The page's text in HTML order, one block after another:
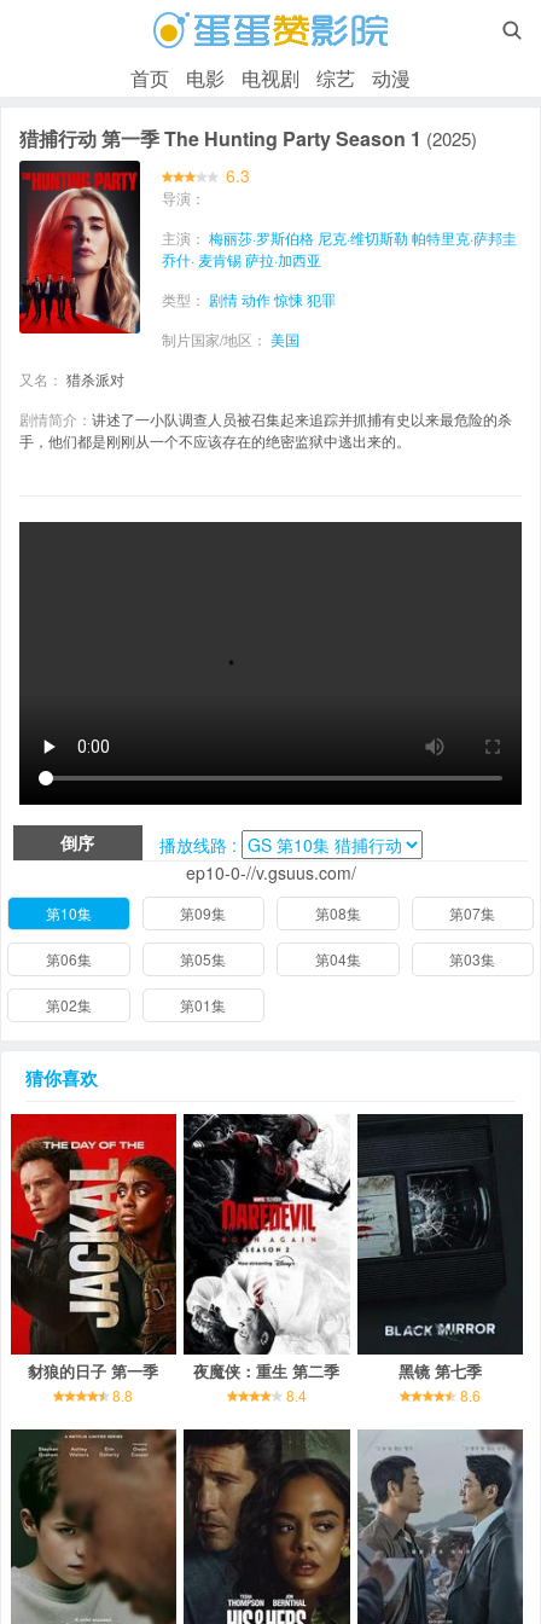

首页 电影 电视剧 综艺 动漫
猎捕行动 第一季 The Hunting Party Season 1 (2025)
6.3
导演：
主演： 梅丽莎·罗斯伯格 尼克·维切斯勒帕特里克·萨邦圭
乔什· 麦肯锡萨拉·加西亚
类型： 剧情动作惊悚犯罪
制片国家/地区： 美国
又名： 猎杀派对
剧情简介： 讲述了一小队调查人员被召集起来追踪并抓捕有史以来最危险的杀
手，他们都是刚刚从一个不应该存在的绝密监狱中逃出来的。
倒序
播放线路 :
ep10-0-//v.gsuus.com/
第10集 第09集 第08集 第07集
第06集 第05集 第04集 第03集
第02集 第01集
猜你喜欢
豺狼的日子 第一季
8.8
夜魔侠：重生 第二季
8.4
黑镜 第七季
8.6